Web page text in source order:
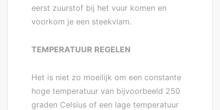
eerst zuurstof bij het vuur komen en
voorkom je een steekvlam.
TEMPERATUUR REGELEN
Het is niet zo moeilijk om een constante
hoge temperatuur van bijvoorbeeld 250
graden Celsius of een lage temperatuur